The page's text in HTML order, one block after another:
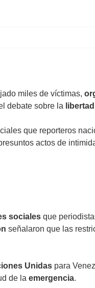
miles de víctimas,
debate sobre la
que reporteros
actos de
sociales que
señalaron que las
Unidas para
de la emergencia.